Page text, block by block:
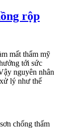
rộp
mất thẩm mỹ
tới sức
nguyên nhân
lý như thế